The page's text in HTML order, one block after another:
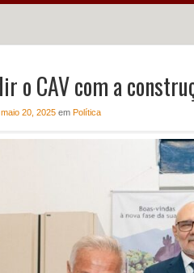
NOTÍCIAS PERFIL
CONTATO
o CAV com a
maio 20, 2025em Política